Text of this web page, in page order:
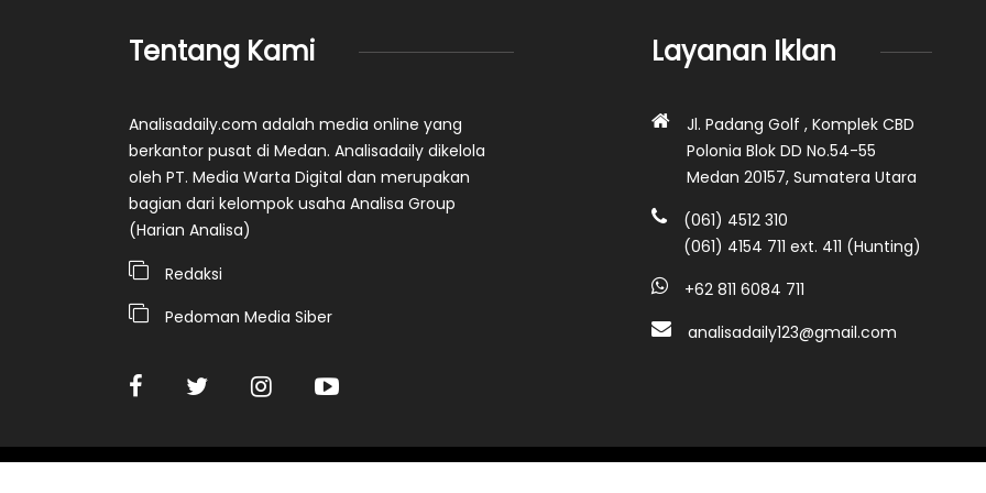
Tentang Kami
Analisadaily.com adalah media online yang
berkantor pusat di Medan. Analisadaily dikelola
oleh PT. Media Warta Digital dan merupakan
bagian dari kelompok usaha Analisa Group
(Harian Analisa)
Redaksi
Pedoman Media Siber
Layanan Iklan
Jl. Padang Golf , Komplek CBD
Polonia Blok DD No.54-55
Medan 20157, Sumatera Utara
(061) 4512 310
(061) 4154 711 ext. 411 (Hunting)
+62 811 6084 711
analisadaily123@gmail.com